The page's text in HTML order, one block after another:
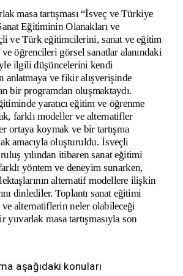
masa tartışması “İsveç ve Türkiye
Eğitiminin Olanakları ve
ve Türk eğitimcilerini, sanat ve eğitim
öğrencileri görsel sanatlar alanındaki
ilgili düşüncelerini kendi
anlatmaya ve fikir alışverişinde
bir programdan oluşmaktaydı.
yaratıcı eğitim ve öğrenme
farklı modeller ve alternatifler
ortaya koymak ve bir tartışma
amacıyla oluşturuldu. İsveçli
yılından itibaren sanat eğitimi
yöntem ve deneyim sunarken,
alternatif modellere ilişkin
dinlediler. Toplantı sanat eğitimi
alternatiflerin neler olabileceği
yuvarlak masa tartışmasıyla son
aşağıdaki konuları